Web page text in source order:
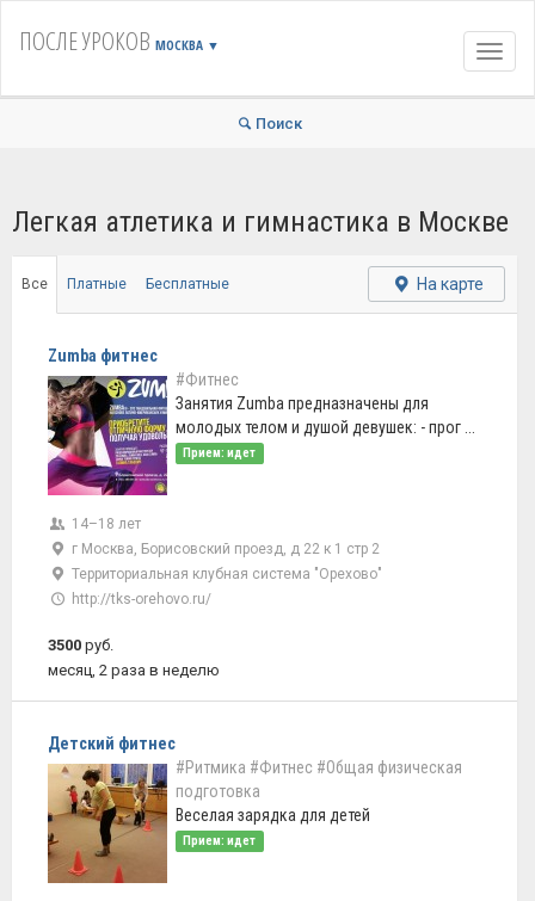
ПОСЛЕ УРОКОВ МОСКВА ▼
Поиск
Легкая атлетика и гимнастика в Москве
Все Платные Бесплатные На карте
Zumba фитнес
#Фитнес
Занятия Zumba предназначены для
молодых телом и душой девушек: - прог ...
Прием: идет
14–18 лет
г Москва, Борисовский проезд, д 22 к 1 стр 2
Территориальная клубная система "Орехово"
http://tks-orehovo.ru/
3500 руб.
месяц, 2 раза в неделю
Детский фитнес
#Ритмика #Фитнес #Общая физическая
подготовка
Веселая зарядка для детей
Прием: идет